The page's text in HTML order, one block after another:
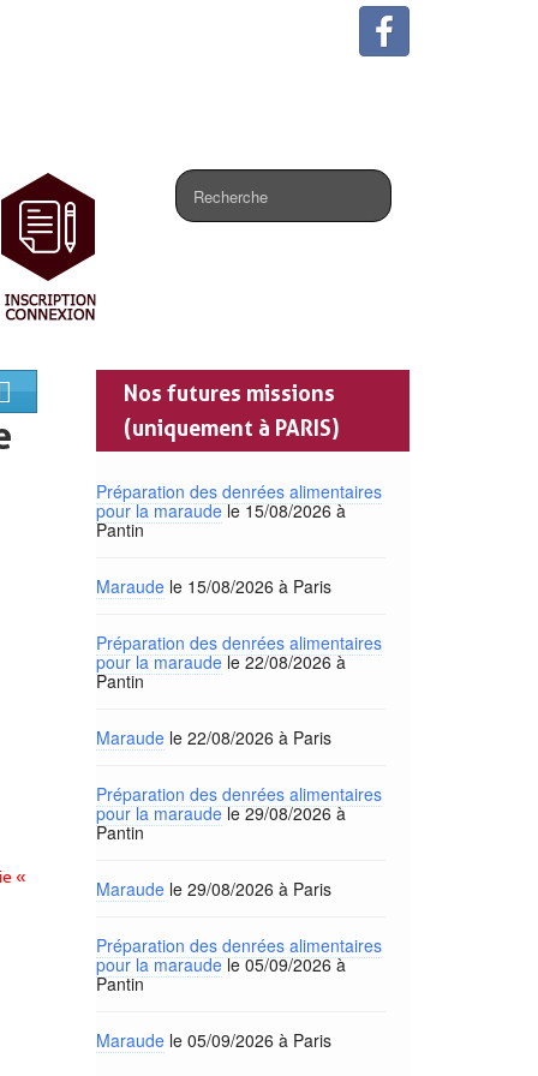
«
Nos futures missions
(uniquement à PARIS)
Préparation des denrées alimentaires
pour la maraudele 15/08/2026 à
Pantin
Maraude le 15/08/2026 à Paris
Préparation des denrées alimentaires
pour la maraudele 22/08/2026 à
Pantin
Maraude le 22/08/2026 à Paris
Préparation des denrées alimentaires
pour la maraudele 29/08/2026 à
Pantin
Maraude le 29/08/2026 à Paris
Préparation des denrées alimentaires
pour la maraudele 05/09/2026 à
Pantin
Maraude le 05/09/2026 à Paris